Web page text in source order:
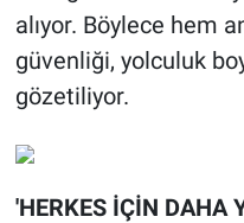
alıyor. Böylece hem
güvenliği, yolculuk
gözetiliyor.
'HERKES İÇİN DAHA